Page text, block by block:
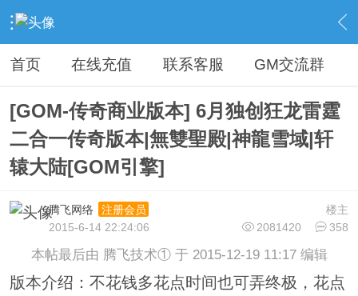
› 传奇论坛最新商业版本区 › 开区版本下载 › 内容
首页 在线充值 联系客服 GM交流群
[GOM-传奇商业版本] 6月独创狂龙雷霆
二合一传奇版本|無雙聖殿|神龍雪域|轩
辕大陆[GOM引擎]
楼主
腾飞网络
注册会员
2081420
358
2015-6-14 22:24:06
本帖最后由 腾飞技术① 于 2015-12-19 11:17 编辑
版本介绍：不花钱多花点时间也可弄终极，花点